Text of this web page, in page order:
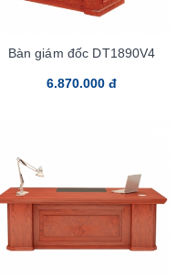
Bàn giám đốc DT1890V4
6.870.000 đ